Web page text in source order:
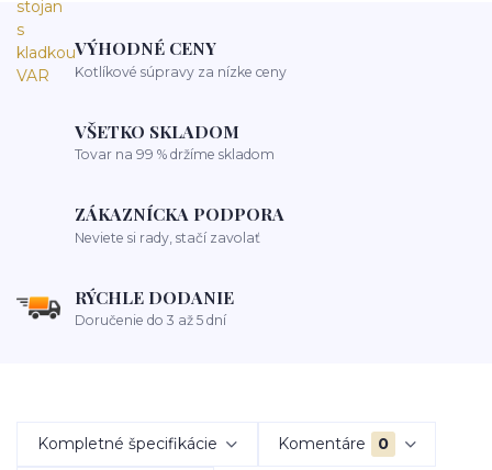
VÝHODNÉ CENY
Kotlíkové súpravy za nízke ceny
VŠETKO SKLADOM
Tovar na 99 % držíme skladom
ZÁKAZNÍCKA PODPORA
Neviete si rady, stačí zavolať
RÝCHLE DODANIE
Doručenie do 3 až 5 dní
Kompletné špecifikácie Komentáre 0